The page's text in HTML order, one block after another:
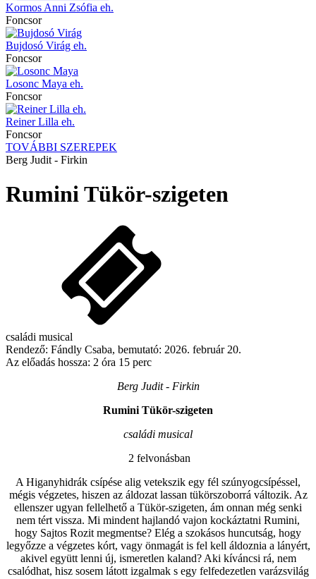
Kormos Anni Zsófia eh.
Foncsor
Bujdosó Virág eh.
Foncsor
Losonc Maya eh.
Foncsor
Reiner Lilla eh.
Foncsor
TOVÁBBI SZEREPEK
Berg Judit - Firkin
Rumini Tükör-szigeten
családi musical
Rendező: Fándly Csaba, bemutató: 2026. február 20.
Az előadás hossza: 2 óra 15 perc
Berg Judit - Firkin
Rumini Tükör-szigeten
családi musical
2 felvonásban
A Higanyhidrák csípése alig vetekszik egy fél szúnyogcsípéssel,
mégis végzetes, hiszen az áldozat lassan tükörszoborrá változik. Az
ellenszer ugyan fellelhető a Tükör-szigeten, ám onnan még senki
nem tért vissza. Mi mindent hajlandó vajon kockáztatni Rumini,
hogy Sajtos Rozit megmentse? Elég a szokásos huncutság, hogy
legyőzze a végzetes kórt, vagy önmagát is fel kell áldoznia a lányért,
akivel együtt lenni új, ismeretlen kaland? Aki kíváncsi rá, nem
csalódhat, hisz sosem látott izgalmak s egy felfedezetlen varázsvilág